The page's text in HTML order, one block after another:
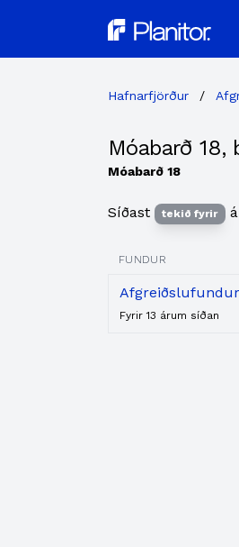
Planitor
Hafnarfjörður /
Móabarð
Móabarð 18
Síðast tekið fyrir
FUNDUR
Fyrir 13 árum síðan